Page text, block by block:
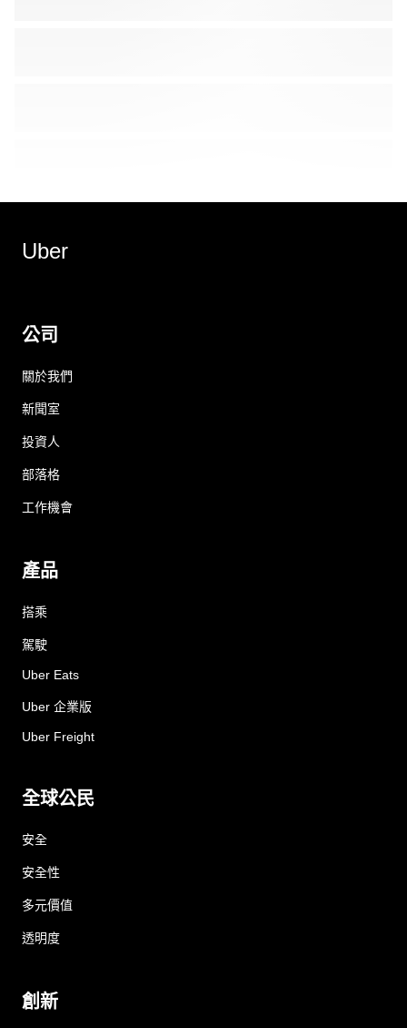
Uber
公司
關於我們
新聞室
投資人
部落格
工作機會
產品
搭乘
駕駛
Uber Eats
Uber 企業版
Uber Freight
全球公民
安全
安全性
多元價值
透明度
創新